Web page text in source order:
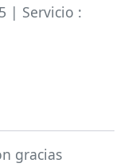
| Servicio :
gracias